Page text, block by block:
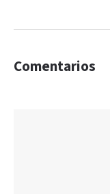
Comentarios